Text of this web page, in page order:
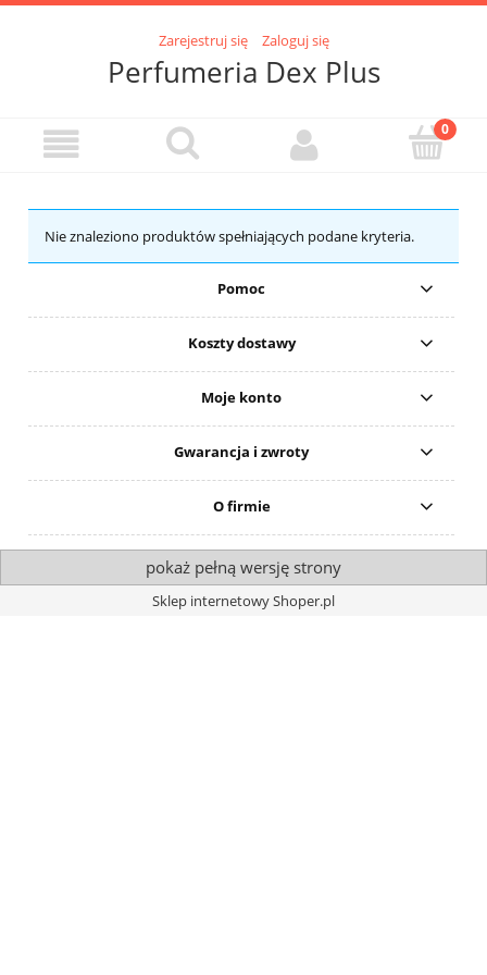
Zarejestruj się Zaloguj się
Perfumeria Dex Plus
Nie znaleziono produktów spełniających podane kryteria.
Pomoc
Koszty dostawy
Moje konto
Gwarancja i zwroty
O firmie
pokaż pełną wersję strony
Sklep internetowy Shoper.pl